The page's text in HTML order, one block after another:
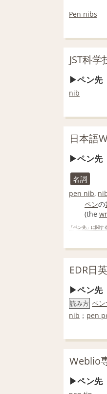
Pen nibs
JST科
ペン先
nib
日本語
ペン先
名詞
pen nib,
ペンの
(the
「ペン先」に関す
EDR日
ペン先
読み方 ペン
nib ； pen
Weblio
ペン先